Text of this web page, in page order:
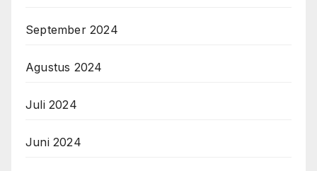
September 2024
Agustus 2024
Juli 2024
Juni 2024